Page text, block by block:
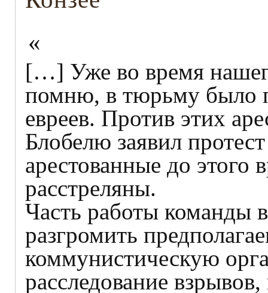
«
[…] Уже во время
помню, в тюрьму было
евреев. Против этих
Блобелю заявил
арестованные до этого
расстреляны.
Часть работы команды
разгромить
коммунистическую
расследование